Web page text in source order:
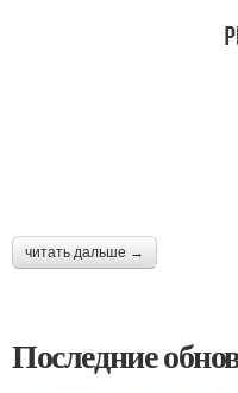
читать дальше →
Последние